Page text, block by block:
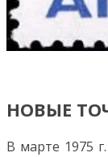
НОВЫЕ
В марте 1975